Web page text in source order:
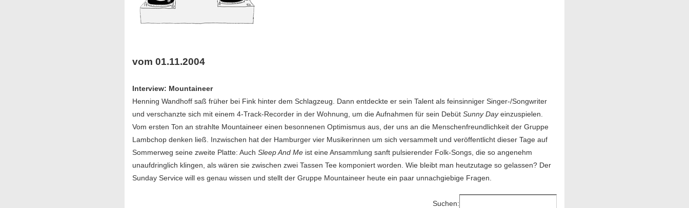
vom 01.11.2004
Interview: Mountaineer
Henning Wandhoff saß früher bei Fink hinter dem Schlagzeug. Dann entdeckte er sein Talent als feinsinniger Singer-/Songwriter
und verschanzte sich mit einem 4-Track-Recorder in der Wohnung, um die Aufnahmen für sein DebütSunny Dayeinzuspielen.
Vom ersten Ton an strahlte Mountaineer einen besonnenen Optimismus aus, der uns an die Menschenfreundlichkeit der Gruppe
Lambchop denken ließ. Inzwischen hat der Hamburger vier Musikerinnen um sich versammelt und veröffentlicht dieser Tage auf
Sommerweg seine zweite Platte: AuchSleep And Me ist eine Ansammlung sanft pulsierender Folk-Songs, die so angenehm
unaufdringlich klingen, als wären sie zwischen zwei Tassen Tee komponiert worden. Wie bleibt man heutzutage so gelassen? Der
Sunday Service will es genau wissen und stellt der Gruppe Mountaineer heute ein paar unnachgiebige Fragen.
Suchen: